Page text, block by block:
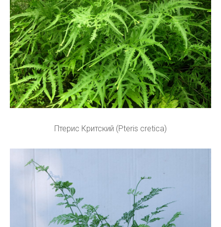
Птерис Критский (Pteris cretica)